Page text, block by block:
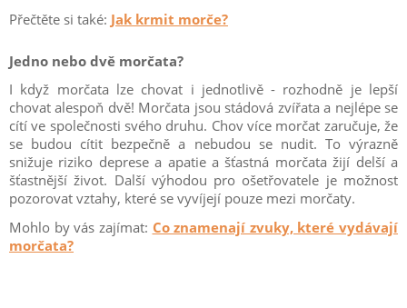
Přečtěte si také: Jak krmit morče?
Jedno nebo dvě morčata?
I když morčata lze chovat i jednotlivě - rozhodně je lepší
chovat alespoň dvě! Morčata jsou stádová zvířata a nejlépe se
cítí ve společnosti svého druhu. Chov více morčat zaručuje, že
se budou cítit bezpečně a nebudou se nudit. To výrazně
snižuje riziko deprese a apatie a šťastná morčata žijí delší a
šťastnější život. Další výhodou pro ošetřovatele je možnost
pozorovat vztahy, které se vyvíjejí pouze mezi morčaty.
Mohlo by vás zajímat: Co znamenají zvuky, které vydávají
morčata?